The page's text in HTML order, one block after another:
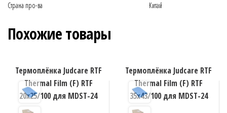
Страна про-ва Китай
Похожие товары
Термоплёнка Judcare RTF
Thermal Film (F) RTF
20х25/100 для MDST-24
Термоплёнка Judcare RTF
Thermal Film (F) RTF
35х43/100 для MDST-24